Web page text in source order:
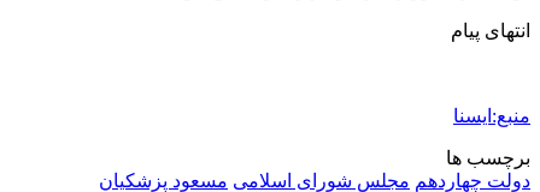
انتهای پیام
منبع:ایسنا
برچسب ها
دولت چهاردهم مجلس شورای اسلامی مسعود پزشکیان